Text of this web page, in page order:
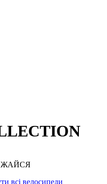
всі велосипеди